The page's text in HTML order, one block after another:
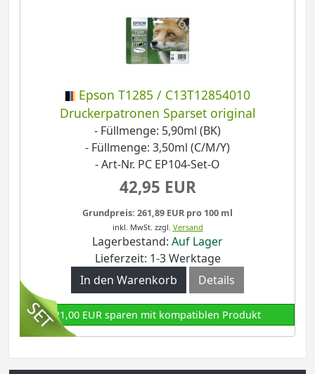
Epson T1285 / C13T12854010
Druckerpatronen Sparset original
- Füllmenge: 5,90ml (BK)
- Füllmenge: 3,50ml (C/M/Y)
- Art-Nr. PC EP104-Set-O
42,95 EUR
Grundpreis: 261,89 EUR pro 100 ml
inkl. MwSt. zzgl. Versand
Lagerbestand: Auf Lager
Lieferzeit: 1-3 Werktage
In den Warenkorb
Details
21,00 EUR sparen mit kompatiblen Produkt